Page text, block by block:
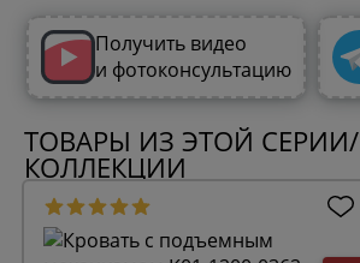
Получить видео
и фотоконсультацию
ТОВАРЫ ИЗ ЭТОЙ СЕРИИ/
КОЛЛЕКЦИИ